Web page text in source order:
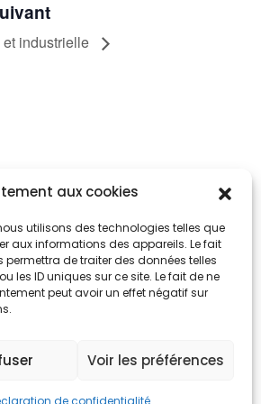
aux cookies
utilisons des technologies telles que
aux informations des appareils. Le fait
de traiter des données telles
les ID uniques sur ce site. Le fait de ne
peut avoir un effet négatif sur
Voir les préférences
de confidentialité
industrielle
municipales